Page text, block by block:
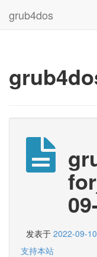
grub4dos
发表于 2022-09-10
支持本站